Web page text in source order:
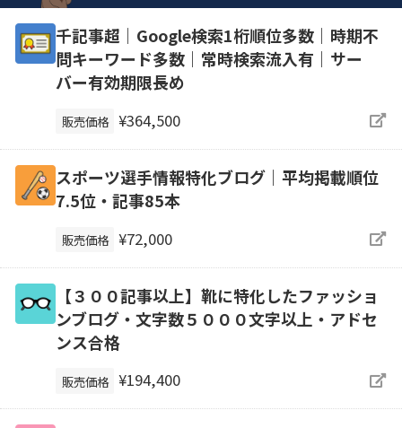
千記事超｜Google検索1桁順位多数｜時期不
問キーワード多数｜常時検索流入有｜サー
バー有効期限長め
販売価格 ¥364,500
スポーツ選手情報特化ブログ｜平均掲載順位
7.5位・記事85本
販売価格 ¥72,000
【３００記事以上】靴に特化したファッショ
ンブログ・文字数５０００文字以上・アドセ
ンス合格
販売価格 ¥194,400